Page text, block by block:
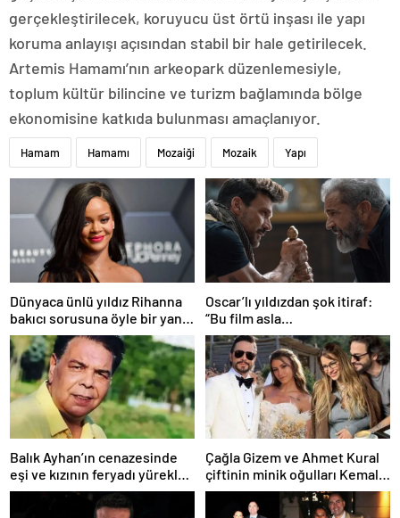
gerçekleştirilecek, koruyucu üst örtü inşası ile yapı
koruma anlayışı açısından stabil bir hale getirilecek.
Artemis Hamamı’nın arkeopark düzenlemesiyle,
toplum kültür bilincine ve turizm bağlamında bölge
ekonomisine katkıda bulunması amaçlanıyor.
Hamam Hamamı Mozaiği Mozaik Yapı
Dünyaca ünlü yıldız Rihanna
bakıcı sorusuna öyle bir yanıt
verdi ki! “35 yıl boyunca…”
Oscar’lı yıldızdan şok itiraf:
“Bu film asla
yayınlanmamalıydı!”
Balık Ayhan’ın cenazesinde
eşi ve kızının feryadı yürekleri
dağladı: “Baba kalk canım
Çağla Gizem ve Ahmet Kural
çiftinin minik oğulları Kemal, 1
yaşına bastı! İşte doğum
gününden kareler!